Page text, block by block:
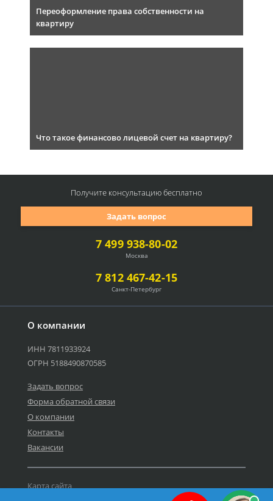
Переоформление права собственности на
квартиру
Что такое финансово лицевой счет на квартиру?
О компании
ИНН 7811933924
ОГРН 5188490870585
Задать вопрос
Форма обратной связи
О компании
Контакты
Вакансии
Карта сайта
7 499 938-80-02
Москва
7 812 467-42-15
Санкт-Петербург
Задать вопрос
Получите консультациюбесплатно